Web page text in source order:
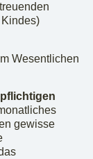
Wesentlichen
gewisse